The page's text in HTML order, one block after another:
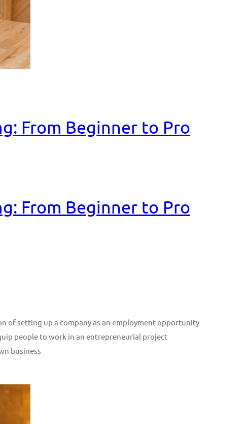
From Beginner to Pro
From Beginner to Pro
of setting up a company as an employment opportunity
people to work in an entrepreneurial project
business